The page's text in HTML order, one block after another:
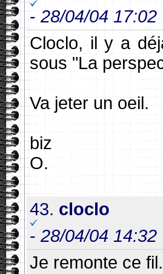
- 28/04/04 17:02
Cloclo, il y a
sous "La
Va jeter un oeil.
biz
O.
43. cloclo
- 28/04/04 14:32
Je remonte ce fil.